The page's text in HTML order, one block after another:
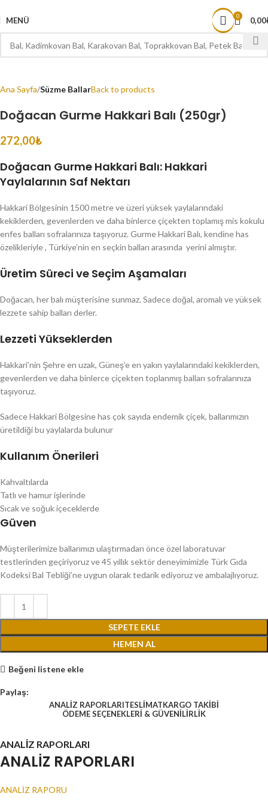
MENÜ 0 0,00
Ana Sayfa Süzme BallarBack to products
Doğacan Gurme Hakkari Balı (250gr)
272,00₺
Doğacan Gurme Hakkari Balı: Hakkari
Yaylalarının Saf Nektarı
Hakkari Bölgesinin 1500 metre ve üzeri yüksek yaylalarındaki
kekiklerden, gevenlerden ve daha binlerce çiçekten toplamış mis kokulu
enfes balları sofralarınıza taşıyoruz. Gurme Hakkari Balı, kendine has
özelikleriyle , Türkiye’nin en seçkin balları arasında yerini almıştır.
Üretim Süreci ve Seçim Aşamaları
Doğacan, her balı müşterisine sunmaz. Sadece doğal, aromalı ve yüksek
lezzete sahip balları derler.
Lezzeti Yükseklerden
Hakkari’nin Şehre en uzak, Güneş’e en yakın yaylalarındaki kekiklerden,
gevenlerden ve daha binlerce çiçekten toplanmış balları sofralarınıza
taşıyoruz.
Sadece Hakkari Bölgesine has çok sayıda endemik çiçek, ballarımızın
üretildiği bu yaylalarda bulunur
Kullanım Önerileri
Kahvaltılarda
Tatlı ve hamur işlerinde
Sıcak ve soğuk içeceklerde
Güven
Müşterilerimize ballarımızı ulaştırmadan önce özel laboratuvar
testlerinden geçiriyoruz ve 45 yıllık sektör deneyimimizle Türk Gıda
Kodeksi Bal Tebliği’ne uygun olarak tedarik ediyoruz ve ambalajlıyoruz.
SEPETE EKLE
HEMEN AL
Beğeni listene ekle
Paylaş:
ANALİZ RAPORLARITESLİMATKARGO TAKİBİ
ÖDEME SEÇENEKLERİ & GÜVENİLİRLİK
ANALİZ RAPORLARI
ANALİZ RAPORLARI
ANALİZ RAPORU